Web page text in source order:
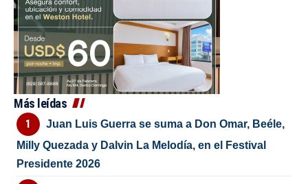
Más leídas
Juan Luis Guerra se suma a Don Omar, Beéle,
Milly Quezada y Dalvin La Melodía, en el Festival
Presidente 2026